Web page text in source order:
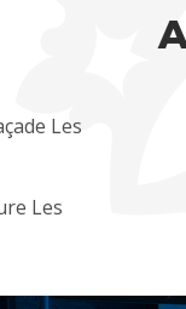
Les
Les